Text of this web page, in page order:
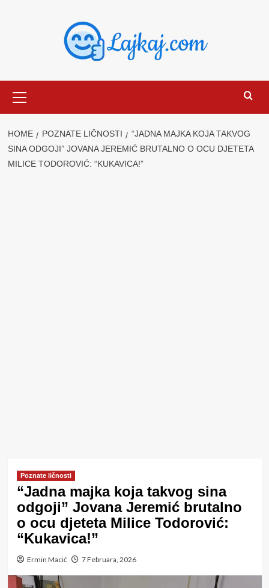
Menu
HOME POZNATE LIČNOSTI
“JADNA MAJKA KOJA TAKVOG
SINA ODGOJI” JOVANA JEREMIĆ BRUTALNO O OCU DJETETA
MILICE TODOROVIĆ: “KUKAVICA!”
Poznate ličnosti
“Jadna majka koja takvog sina
odgoji” Jovana Jeremić brutalno
o ocu djeteta Milice Todorović:
“Kukavica!”
Ermin Macić 7 Februara, 2026